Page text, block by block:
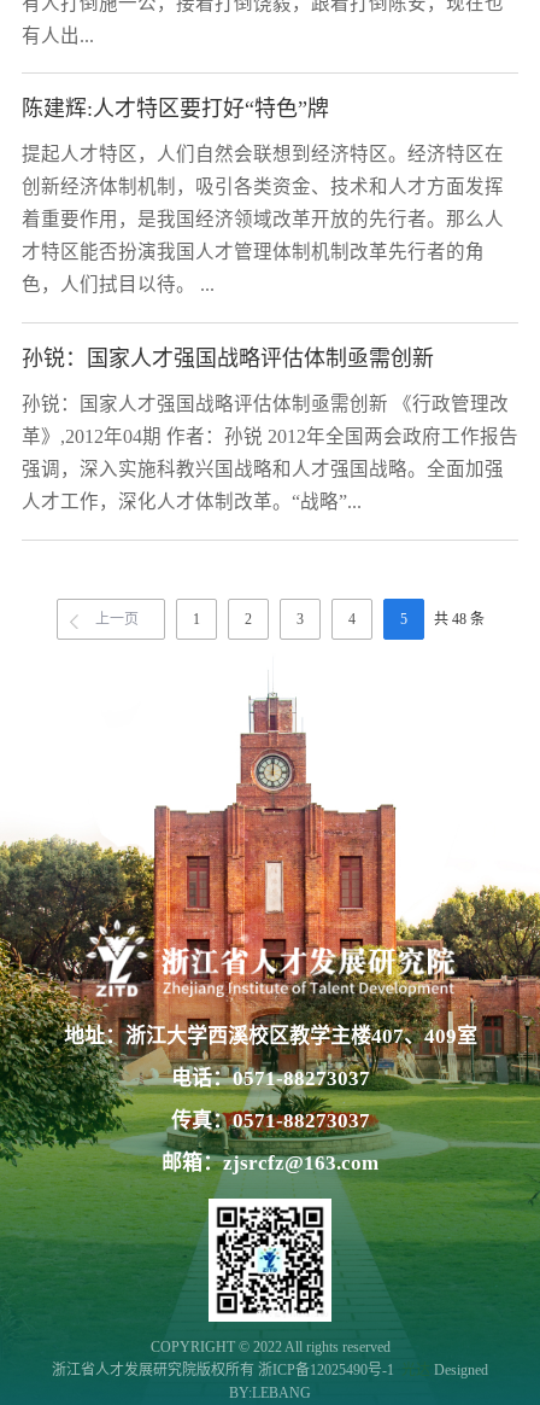
有人出...
陈建辉:人才特区要打好“特色”牌
提起人才特区，人们自然会联想到经济特区。经济特区在
创新经济体制机制，吸引各类资金、技术和人才方面发挥
着重要作用，是我国经济领域改革开放的先行者。那么人
才特区能否扮演我国人才管理体制机制改革先行者的角
色，人们拭目以待。 ...
孙锐：国家人才强国战略评估体制亟需创新
孙锐：国家人才强国战略评估体制亟需创新 《行政管理改
革》,2012年04期 作者：孙锐 2012年全国两会政府工作报告
强调，深入实施科教兴国战略和人才强国战略。全面加强
人才工作，深化人才体制改革。“战略”...
上一页 1 2 3 4 5 共 48 条
地址：浙江大学西溪校区教学主楼407、409室
电话：0571-88273037
传真：0571-88273037
邮箱：zjsrcfz@163.com
COPYRIGHT © 2022 All rights reserved
浙江省人才发展研究院版权所有 浙ICP备12025490号-1 光达
Designed
BY:LEBANG